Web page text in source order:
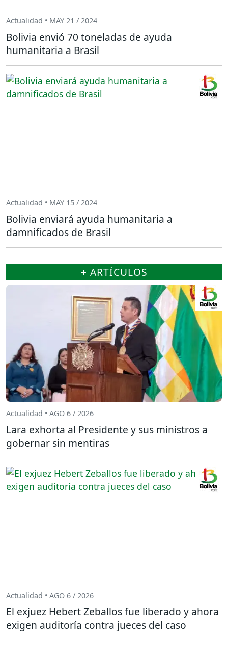
Actualidad • MAY 21 / 2024
Bolivia envió 70 toneladas de ayuda
humanitaria a Brasil
Actualidad • MAY 15 / 2024
Bolivia enviará ayuda humanitaria a
damnificados de Brasil
+ ARTÍCULOS
Actualidad • AGO 6 / 2026
Lara exhorta al Presidente y sus ministros a
gobernar sin mentiras
Actualidad • AGO 6 / 2026
El exjuez Hebert Zeballos fue liberado y ahora
exigen auditoría contra jueces del caso